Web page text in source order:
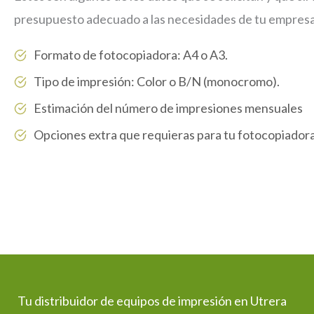
presupuesto adecuado a las necesidades de tu
Formato de fotocopiadora: A4 o A3.
Tipo de impresión: Color o B/N (monocromo).
Estimación del número de impresiones mensuales
Opciones extra que requieras para tu
Tu distribuidor de equipos de impresión en Utrera